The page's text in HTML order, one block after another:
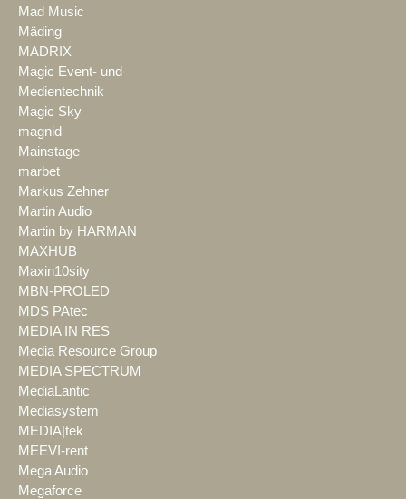
Mad Music
Mäding
MADRIX
Magic Event- und
Medientechnik
Magic Sky
magnid
Mainstage
marbet
Markus Zehner
Martin Audio
Martin by HARMAN
MAXHUB
Maxin10sity
MBN-PROLED
MDS PAtec
MEDIA IN RES
Media Resource Group
MEDIA SPECTRUM
MediaLantic
Mediasystem
MEDIA|tek
MEEVI-rent
Mega Audio
Megaforce